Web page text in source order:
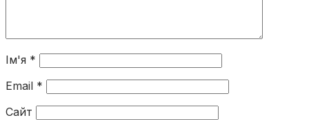
Ім'я *
Email *
Сайт